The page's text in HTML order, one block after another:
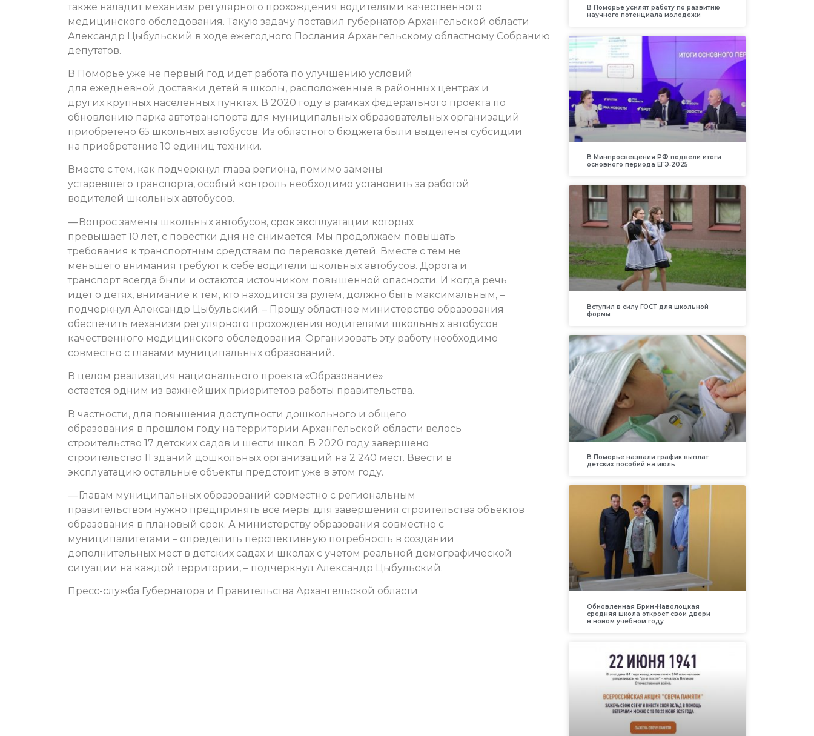
также наладит механизм регулярного прохождения водителями качественного
медицинского обследования. Такую задачу поставил губернатор Архангельской области
Александр Цыбульский в ходе ежегодного Послания Архангельскому областному Собранию
депутатов.
В Поморье уже не первый год идет работа по улучшению условий
для ежедневной доставки детей в школы, расположенные в районных центрах и
других крупных населенных пунктах. В 2020 году в рамках федерального проекта по
обновлению парка автотранспорта для муниципальных образовательных организаций
приобретено 65 школьных автобусов. Из областного бюджета были выделены субсидии
на приобретение 10 единиц техники.
Вместе с тем, как подчеркнул глава региона, помимо замены
устаревшего транспорта, особый контроль необходимо установить за работой
водителей школьных автобусов.
— Вопрос замены школьных автобусов, срок эксплуатации которых
превышает 10 лет, с повестки дня не снимается. Мы продолжаем повышать
требования к транспортным средствам по перевозке детей. Вместе с тем не
меньшего внимания требуют к себе водители школьных автобусов. Дорога и
транспорт всегда были и остаются источником повышенной опасности. И когда речь
идет о детях, внимание к тем, кто находится за рулем, должно быть максимальным, –
подчеркнул Александр Цыбульский. – Прошу областное министерство образования
обеспечить механизм регулярного прохождения водителями школьных автобусов
качественного медицинского обследования. Организовать эту работу необходимо
совместно с главами муниципальных образований.
В целом реализация национального проекта «Образование»
остается одним из важнейших приоритетов работы правительства.
В частности, для повышения доступности дошкольного и общего
образования в прошлом году на территории Архангельской области велось
строительство 17 детских садов и шести школ. В 2020 году завершено
строительство 11 зданий дошкольных организаций на 2 240 мест. Ввести в
эксплуатацию остальные объекты предстоит уже в этом году.
— Главам муниципальных образований совместно с региональным
правительством нужно предпринять все меры для завершения строительства объектов
образования в плановый срок. А министерству образования совместно с
муниципалитетами – определить перспективную потребность в создании
дополнительных мест в детских садах и школах с учетом реальной демографической
ситуации на каждой территории, – подчеркнул Александр Цыбульский.
Пресс-служба Губернатора и Правительства Архангельской области
В Поморье усилят работу по развитию
научного потенциала молодежи
В Минпросвещения РФ подвели итоги
основного периода ЕГЭ‑2025
Вступил в силу ГОСТ для школьной
формы
В Поморье назвали график выплат
детских пособий на июль
Обновленная Брин-Наволоцкая
средняя школа откроет свои двери
в новом учебном году